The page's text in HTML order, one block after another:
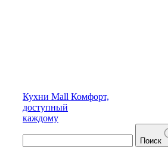
Кухни Mall Комфорт,
доступный
каждому
Поиск